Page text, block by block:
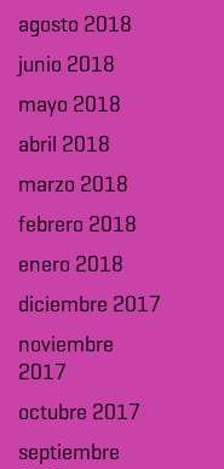
agosto 2018
junio 2018
mayo 2018
abril 2018
marzo 2018
febrero 2018
enero 2018
diciembre 2017
noviembre
2017
octubre 2017
septiembre